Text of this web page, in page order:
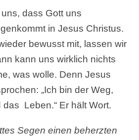
dass Gott uns
in Jesus Christus.
bewusst mit, lassen wir
kann uns wirklich nichts
was wolle. Denn Jesus
„Ich bin der Weg,
das Leben.“ Er hält Wort.
Segen einen beherzten